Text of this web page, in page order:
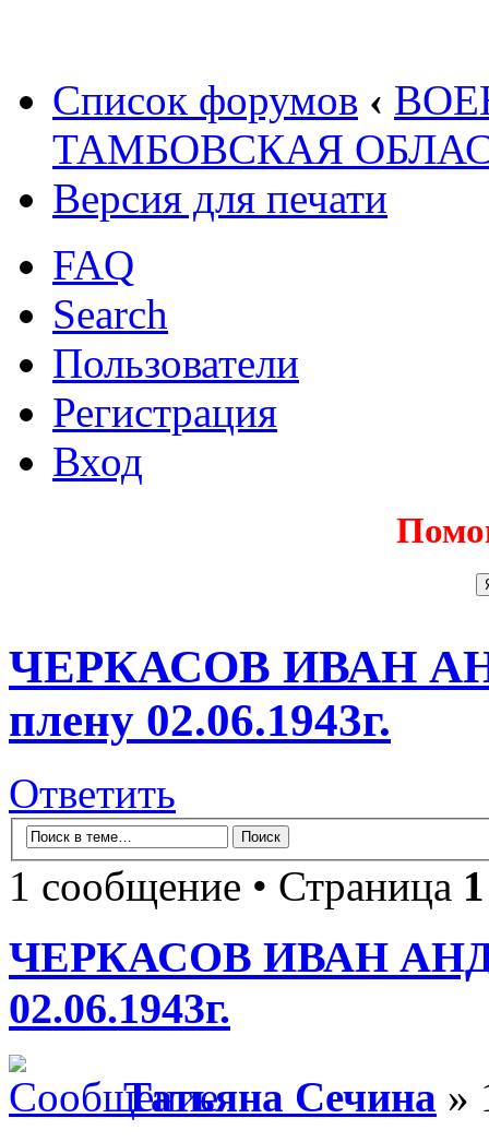
Список форумов ‹
ТАМБОВСКАЯ
Версия для печати
FAQ
Search
Пользователи
Регистрация
Вход
ЧЕРКАСОВ ИВАН
плену 02.06.1943г.
Ответить
1 сообщение • Страница 1
ЧЕРКАСОВ ИВАН
02.06.1943г.
Татьяна Сечина »